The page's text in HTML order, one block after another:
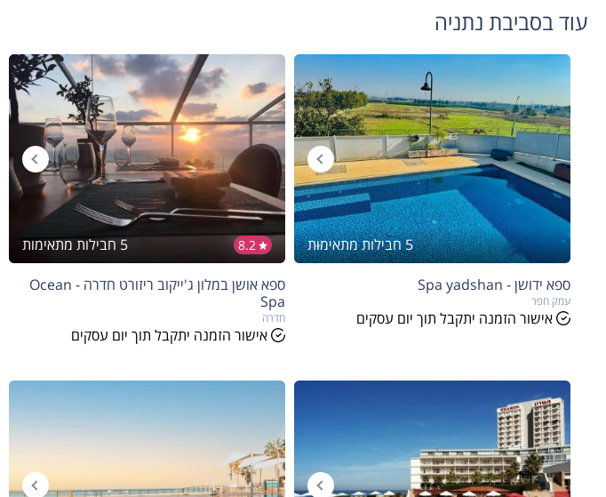
עוד בסביבת נתניה
5 חבילות מתאימות
ספא ידושן - Spa yadshan
עמק חפר
אישור הזמנה יתקבל תוך יום עסקים
8.2 5 חבילות מתאימות
ספא אושן במלון ג'ייקוב ריזורט חדרה - Ocean
Spa
חדרה
אישור הזמנה יתקבל תוך יום עסקים